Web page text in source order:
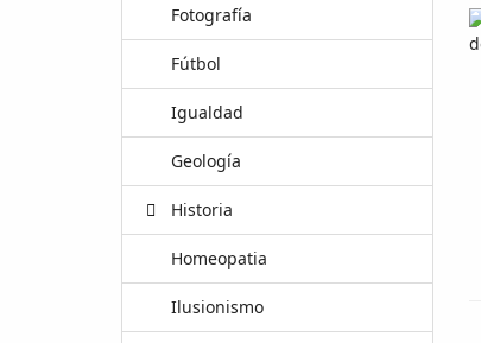
Fotografía
Fútbol
Igualdad
Geología
Historia
Homeopatia
Ilusionismo